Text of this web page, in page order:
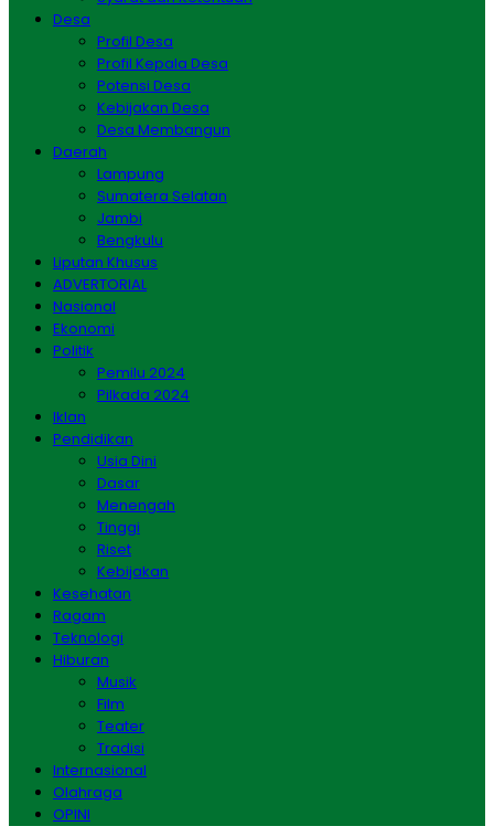
Desa
Profil Desa
Profil Kepala Desa
Potensi Desa
Kebijakan Desa
Desa Membangun
Daerah
Lampung
Sumatera Selatan
Jambi
Bengkulu
Liputan Khusus
ADVERTORIAL
Nasional
Ekonomi
Politik
Pemilu 2024
Pilkada 2024
Iklan
Pendidikan
Usia Dini
Dasar
Menengah
Tinggi
Riset
Kebijakan
Kesehatan
Ragam
Teknologi
Hiburan
Musik
Film
Teater
Tradisi
Internasional
Olahraga
OPINI